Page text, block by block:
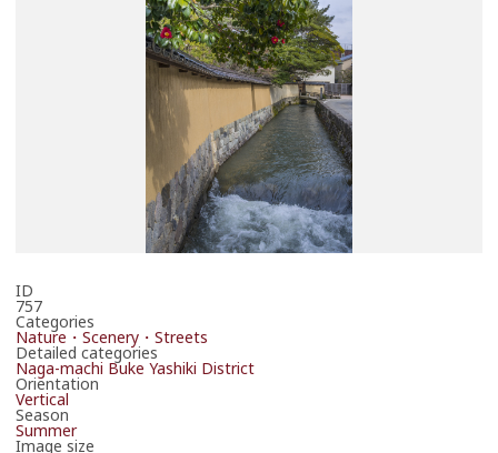
ID
757
Categories
Nature・Scenery・Streets
Detailed categories
Naga-machi Buke Yashiki District
Orientation
Vertical
Season
Summer
Image size